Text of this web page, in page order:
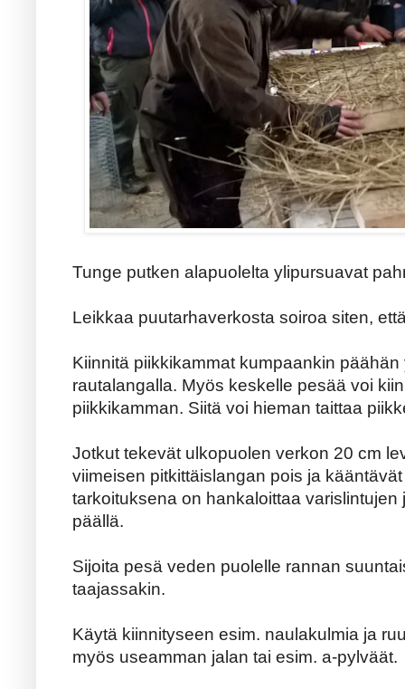
Tunge putken alapuolelta ylipursuavat
Leikkaa puutarhaverkosta soiroa siten,
Kiinnitä piikkikammat kumpaankin
rautalangalla. Myös keskelle pesää voi
piikkikamman. Siitä voi hieman taittaa
Jotkut tekevät ulkopuolen verkon 20 cm
viimeisen pitkittäislangan pois ja
tarkoituksena on hankaloittaa
päällä.
Sijoita pesä veden puolelle rannan
taajassakin.
Käytä kiinnityseen esim. naulakulmia ja
myös useamman jalan tai esim. a-pylväät.